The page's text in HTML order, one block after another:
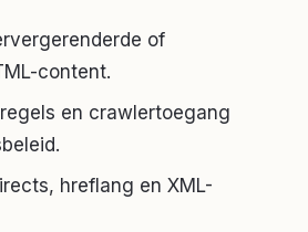
of
content.
en crawlertoegang
hreflang en XML-